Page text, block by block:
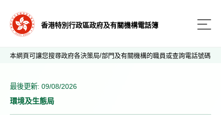
香港特別行政區政府及有關機構電話簿
本網頁可讓您搜尋政府各決策局/部門及有關機構的職員或查詢電話號碼
最後更新: 09/08/2026
環境及生態局